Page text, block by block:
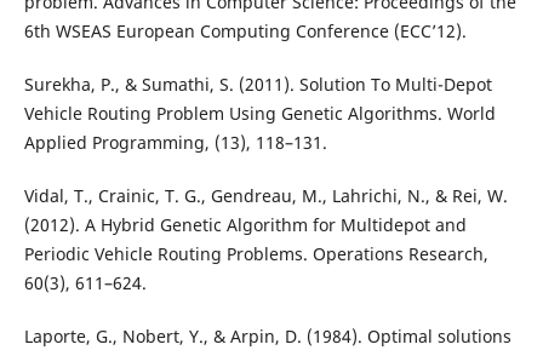
6th WSEAS European Computing Conference (ECC’12).
Surekha, P., & Sumathi, S. (2011). Solution To Multi-Depot
Vehicle Routing Problem Using Genetic Algorithms. World
Applied Programming, (13), 118–131.
Vidal, T., Crainic, T. G., Gendreau, M., Lahrichi, N., & Rei, W.
(2012). A Hybrid Genetic Algorithm for Multidepot and
Periodic Vehicle Routing Problems. Operations Research,
60(3), 611–624.
Laporte, G., Nobert, Y., & Arpin, D. (1984). Optimal solutions